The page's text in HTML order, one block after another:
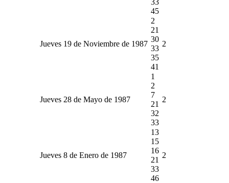
45
Jueves 19 de Noviembre de 1987
2
21
30
33
35
41
2
Jueves 28 de Mayo de 1987
1
2
7
21
32
33
2
Jueves 8 de Enero de 1987
13
15
16
21
33
46
2